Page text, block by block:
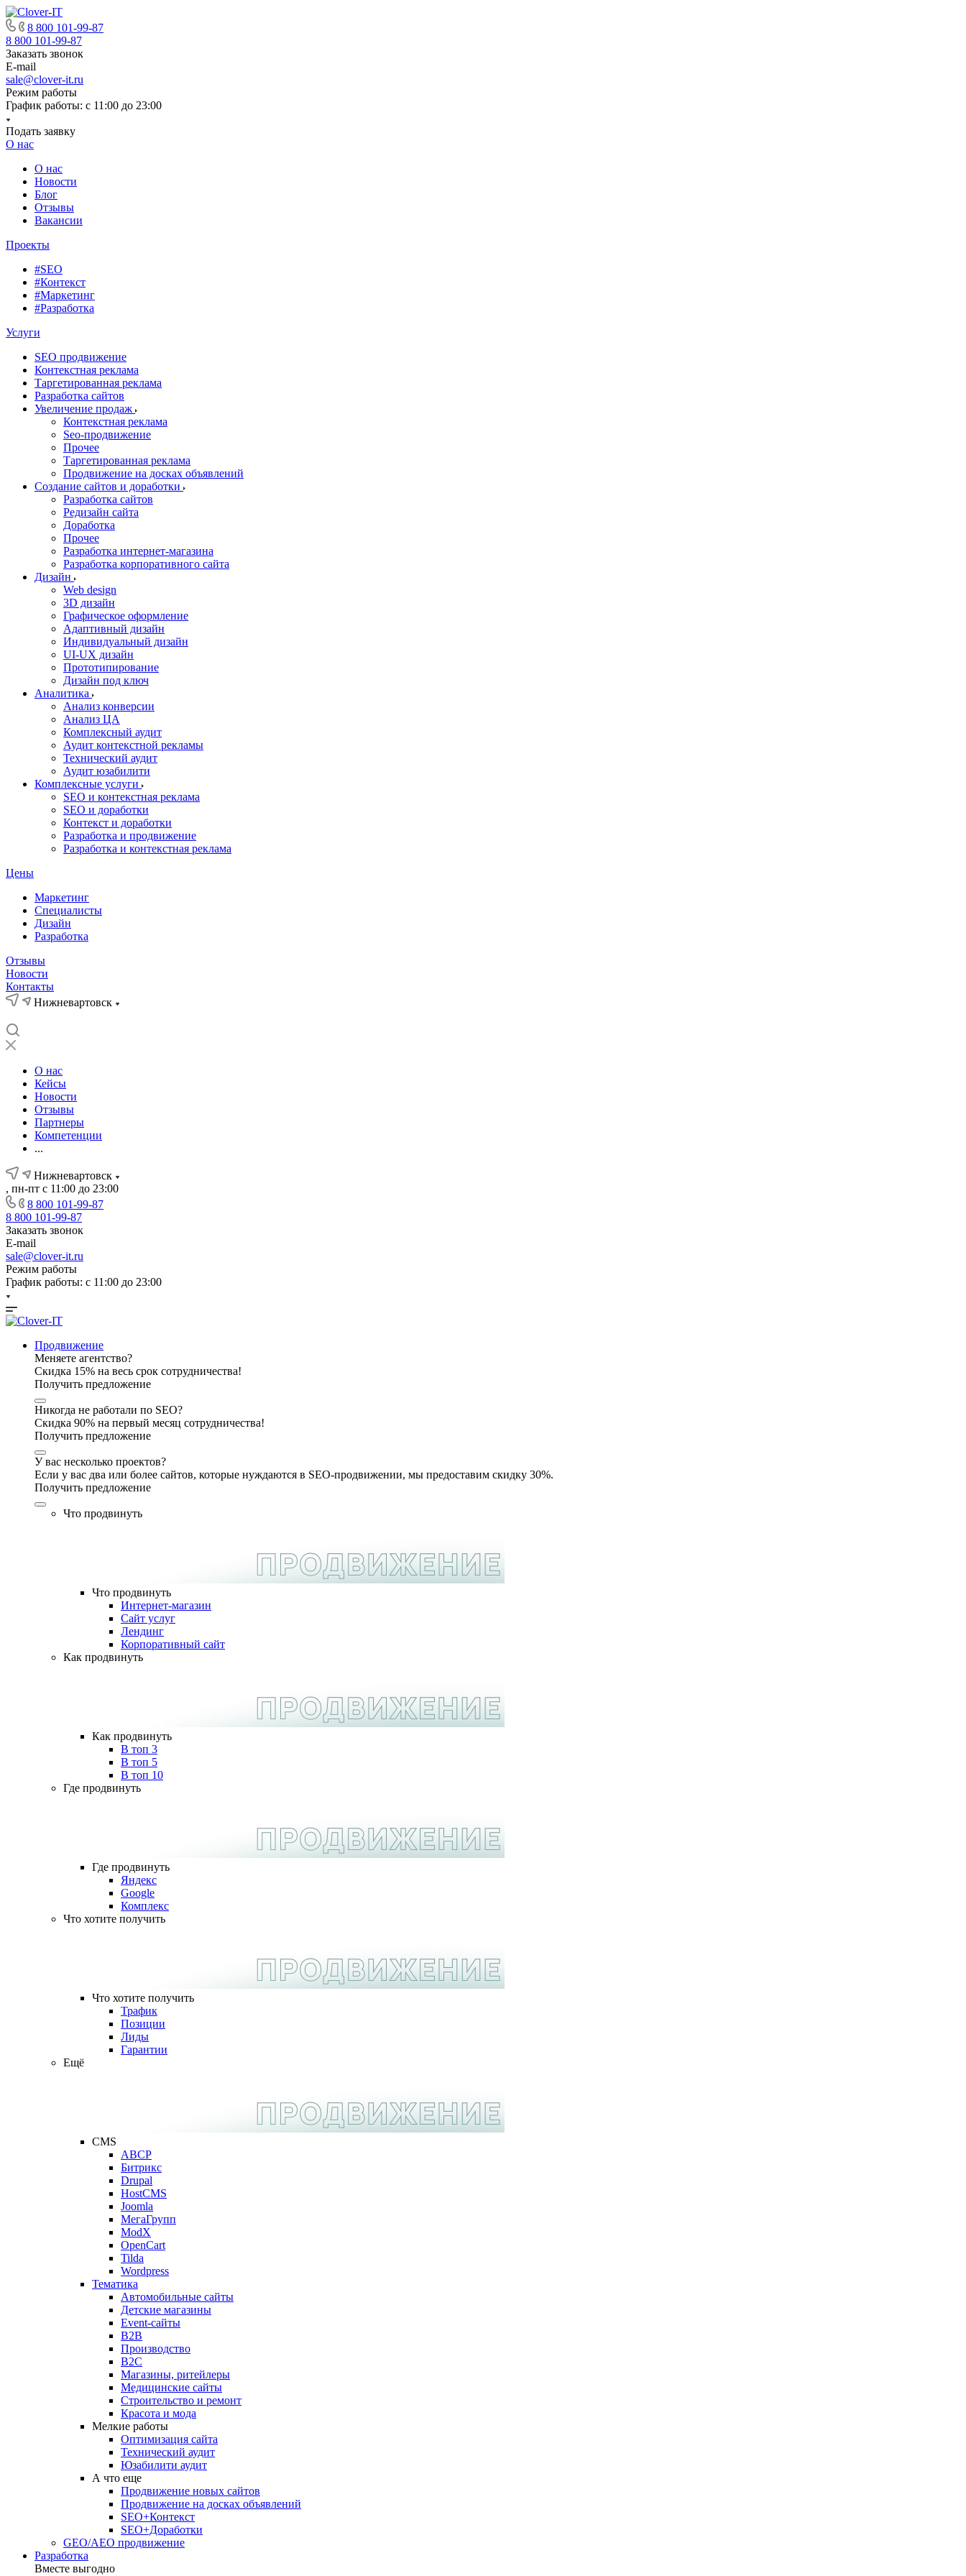
8 800 101-99-87
8 800 101-99-87
Заказать звонок
E-mail
sale@clover-it.ru
Режим работы
График работы: с 11:00 до 23:00
Подать заявку
О нас
О нас
Новости
Блог
Отзывы
Вакансии
Проекты
#SEO
#Контекст
#Маркетинг
#Разработка
Услуги
SEO продвижение
Контекстная реклама
Таргетированная реклама
Разработка сайтов
Увеличение продаж
Контекстная реклама
Seo-продвижение
Прочее
Таргетированная реклама
Продвижение на досках объявлений
Создание сайтов и доработки
Разработка сайтов
Редизайн сайта
Доработка
Прочее
Разработка интернет-магазина
Разработка корпоративного сайта
Дизайн
Web design
3D дизайн
Графическое оформление
Адаптивный дизайн
Индивидуальный дизайн
UI‑UX дизайн
Прототипирование
Дизайн под ключ
Аналитика
Анализ конверсии
Анализ ЦА
Комплексный аудит
Аудит контекстной рекламы
Технический аудит
Аудит юзабилити
Комплексные услуги
SEO и контекстная реклама
SEO и доработки
Контекст и доработки
Разработка и продвижение
Разработка и контекстная реклама
Цены
Маркетинг
Специалисты
Дизайн
Разработка
Отзывы
Новости
Контакты
Нижневартовск
О нас
Кейсы
Новости
Отзывы
Партнеры
Компетенции
...
Нижневартовск
, пн-пт с 11:00 до 23:00
8 800 101-99-87
8 800 101-99-87
Заказать звонок
E-mail
sale@clover-it.ru
Режим работы
График работы: с 11:00 до 23:00
Продвижение
Меняете агентство?
Скидка 15% на весь срок сотрудничества!
Получить предложение
Никогда не работали по SEO?
Скидка 90% на первый месяц сотрудничества!
Получить предложение
У вас несколько проектов?
Если у вас два или более сайтов, которые нуждаются в SEO-продвижении, мы предоставим скидку 30%.
Получить предложение
Что продвинуть
Что продвинуть
Интернет-магазин
Сайт услуг
Лендинг
Корпоративный сайт
Как продвинуть
Как продвинуть
В топ 3
В топ 5
В топ 10
Где продвинуть
Где продвинуть
Яндекс
Google
Комплекс
Что хотите получить
Что хотите получить
Трафик
Позиции
Лиды
Гарантии
Ещё
CMS
ABCP
Битрикс
Drupal
HostCMS
Joomla
МегаГрупп
ModX
OpenCart
Tilda
Wordpress
Тематика
Автомобильные сайты
Детские магазины
Event-сайты
B2B
Производство
B2C
Магазины, ритейлеры
Медицинские сайты
Строительство и ремонт
Красота и мода
Мелкие работы
Оптимизация сайта
Технический аудит
Юзабилити аудит
А что еще
Продвижение новых сайтов
Продвижение на досках объявлений
SEO+Контекст
SEO+Доработки
GEO/AEO продвижение
Разработка
Вместе выгодно